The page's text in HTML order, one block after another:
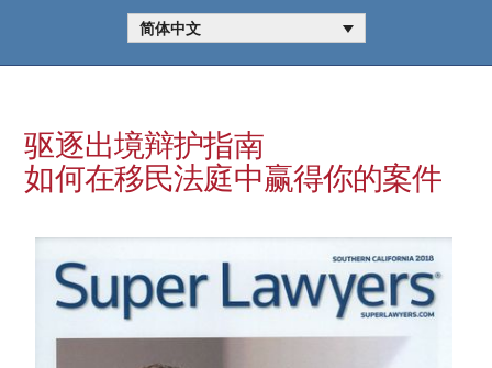
简体中文
驱逐出境辩护指南
如何在移民法庭中赢得你的案件